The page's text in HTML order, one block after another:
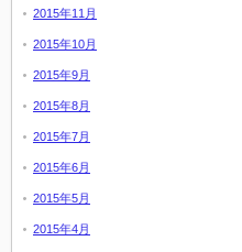
2015年11月
2015年10月
2015年9月
2015年8月
2015年7月
2015年6月
2015年5月
2015年4月